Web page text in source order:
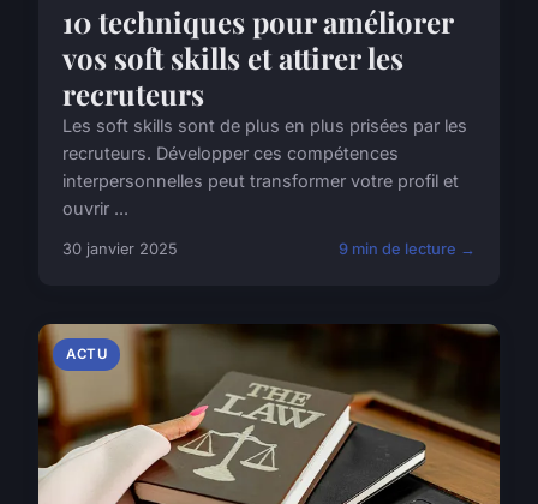
10 techniques pour améliorer
vos soft skills et attirer les
recruteurs
Les soft skills sont de plus en plus prisées par les
recruteurs. Développer ces compétences
interpersonnelles peut transformer votre profil et
ouvrir ...
30 janvier 2025 9 min de lecture →
ACTU